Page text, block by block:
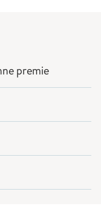
premie